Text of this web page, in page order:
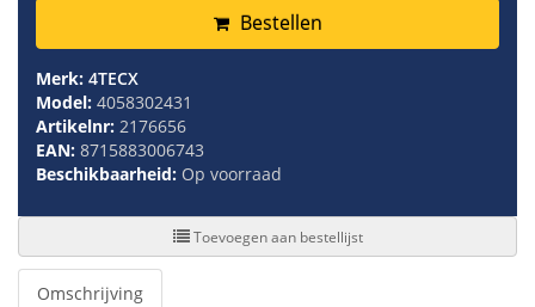
Bestellen
Merk: 4TECX
Model: 4058302431
Artikelnr: 2176656
EAN: 8715883006743
Beschikbaarheid: Op voorraad
Toevoegen aan bestellijst
Omschrijving